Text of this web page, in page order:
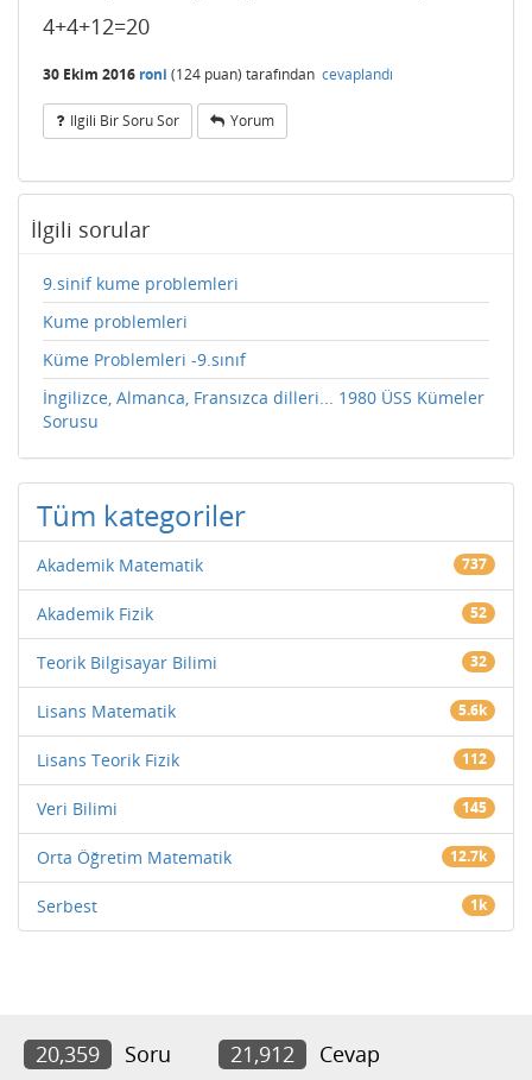
4+4+12=20
30 Ekim 2016 roni (124 puan) tarafından cevaplandı
Ilgili Bir Soru Sor Yorum
İlgili sorular
9.sinif kume problemleri
Kume problemleri
Küme Problemleri -9.sınıf
İngilizce, Almanca, Fransızca dilleri... 1980 ÜSS Kümeler
Sorusu
Tüm kategoriler
Akademik Matematik 737
Akademik Fizik 52
Teorik Bilgisayar Bilimi 32
Lisans Matematik 5.6k
Lisans Teorik Fizik 112
Veri Bilimi 145
Orta Öğretim Matematik 12.7k
Serbest 1k
20,359 Soru 21,912 Cevap